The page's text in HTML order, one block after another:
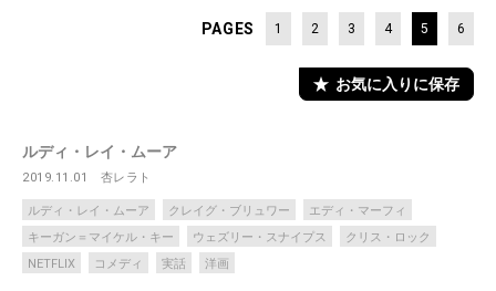
PAGES 1 2 3 4 5 6
お気に入りに保存
ルディ・レイ・ムーア
2019.11.01 杏レラト
ルディ・レイ・ムーア クレイグ・ブリュワー
エディ・マーフィ
キーガン＝マイケル・キー
ウェズリー・スナイプス
クリス・ロック
NETFLIX
コメディ 実話 洋画